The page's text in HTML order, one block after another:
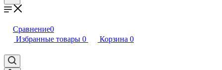
Сравнение0
Избранные товары 0 Корзина 0